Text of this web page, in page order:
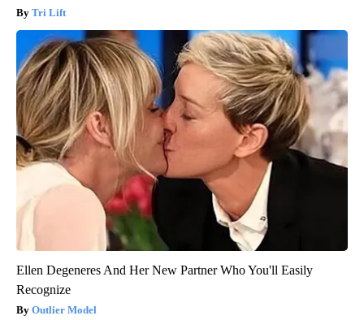
Tri Lift
Ellen Degeneres And Her New Partner Who You'll Easily
Recognize
Outlier Model